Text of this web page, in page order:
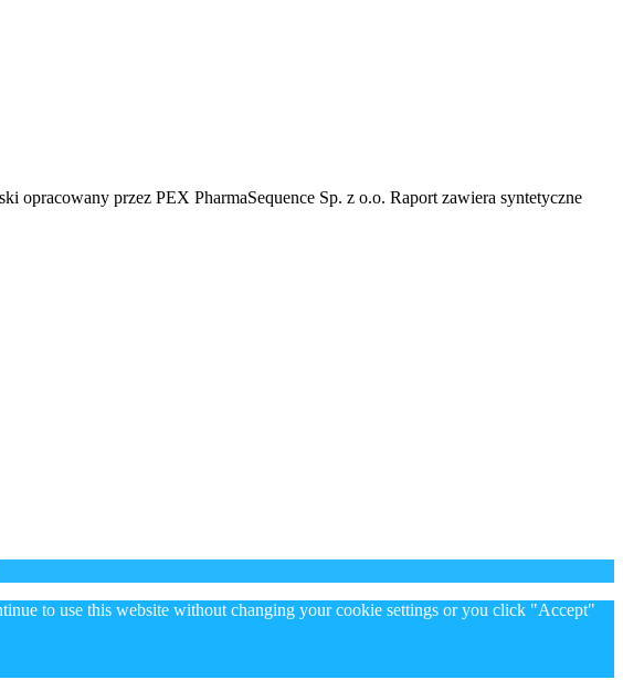
szpitalne
przez PEX PharmaSequence Sp. z o.o. Raport zawiera syntetyczne
to use this website without changing your cookie settings or you click "Accept"